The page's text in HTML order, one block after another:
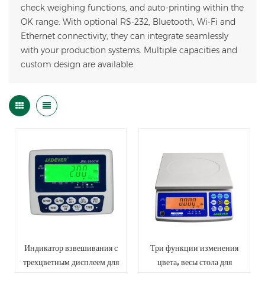
check weighing functions, and auto-printing within the
OK range. With optional RS-232, Bluetooth, Wi-Fi and
Ethernet connectivity, they can integrate seamlessly
with your production systems. Multiple capacities and
custom design are available.
Индикатор взвешивания с
трехцветным дисплеем для
Три функции изменения
цвета, весы стола для